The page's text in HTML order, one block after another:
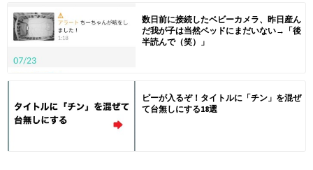
数日前に接続したベビーカメラ、昨日産ん
だ我が子は当然ベッドにまだいない→「後
半読んで（笑）」
ピーが入るぞ！タイトルに「チン」を混ぜ
て台無しにする18選